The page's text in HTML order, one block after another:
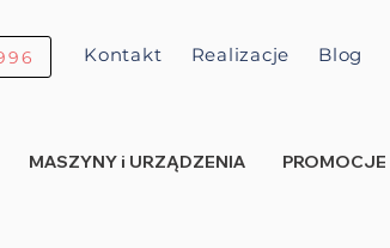
Kontakt Realizacje Blog
MASZYNY i URZĄDZENIA PROMOCJE